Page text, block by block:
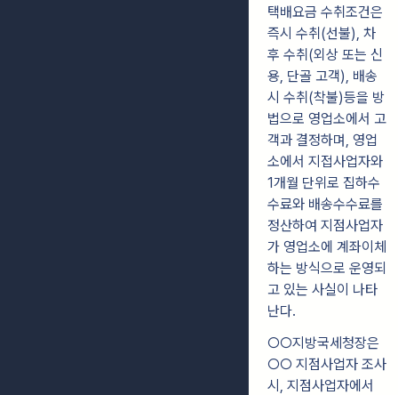
택배요금 수취조건은
즉시 수취(선불), 차
후 수취(외상 또는 신
용, 단골 고객), 배송
시 수취(착불)등을 방
법으로 영업소에서 고
객과 결정하며, 영업
소에서 지접사업자와
1개월 단위로 집하수
수료와 배송수수료를
정산하여 지점사업자
가 영업소에 계좌이체
하는 방식으로 운영되
고 있는 사실이 나타
난다.
○○지방국세청장은
○○ 지점사업자 조사
시, 지점사업자에서